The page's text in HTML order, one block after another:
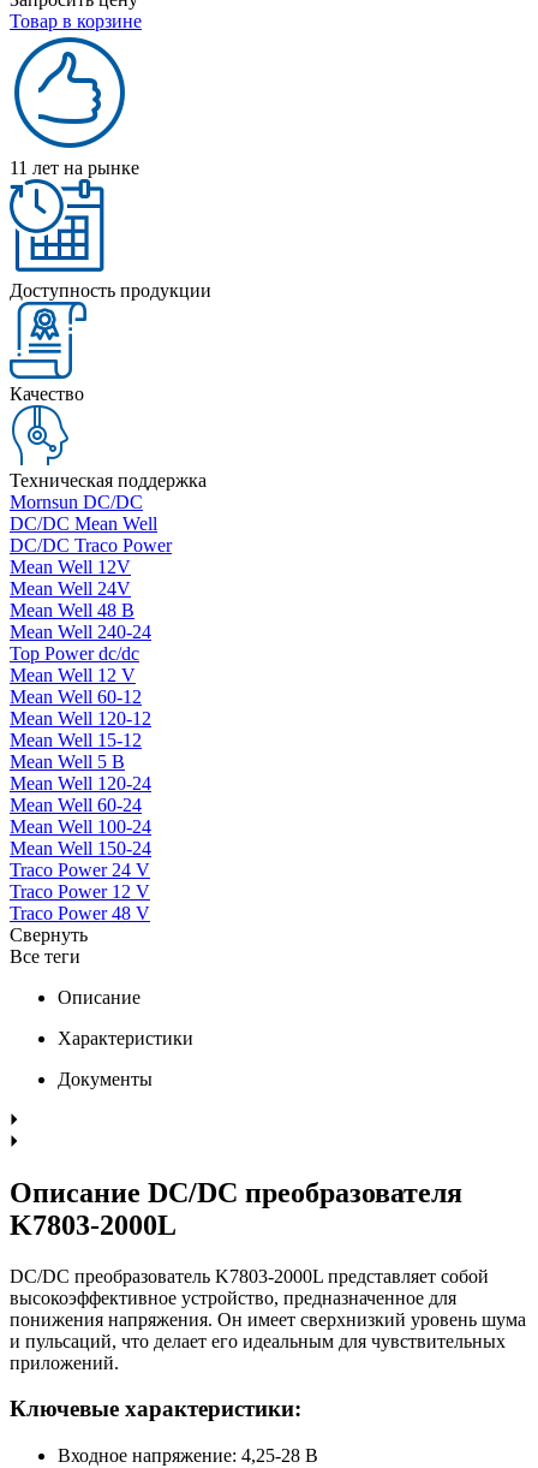
Товар в корзине
11 лет на рынке
Доступность продукции
Качество
Техническая поддержка
Mornsun DC/DC
DC/DC Mean Well
DC/DC Traco Power
Mean Well 12V
Mean Well 24V
Mean Well 48 В
Mean Well 240-24
Top Power dc/dc
Mean Well 12 V
Mean Well 60-12
Mean Well 120-12
Mean Well 15-12
Mean Well 5 В
Mean Well 120-24
Mean Well 60-24
Mean Well 100-24
Mean Well 150-24
Traco Power 24 V
Traco Power 12 V
Traco Power 48 V
Свернуть
Все теги
Описание
Характеристики
Документы
Описание DC/DC преобразователя
K7803-2000L
DC/DC преобразователь K7803-2000L представляет собой
высокоэффективное устройство, предназначенное для
понижения напряжения. Он имеет сверхнизкий уровень шума
и пульсаций, что делает его идеальным для чувствительных
приложений.
Ключевые характеристики:
Входное напряжение: 4,25-28 В